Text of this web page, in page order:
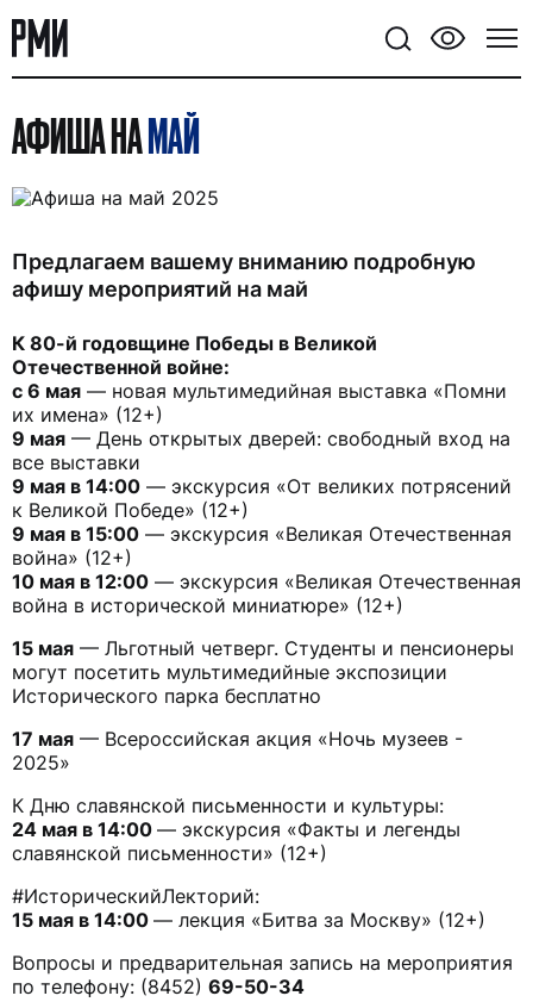
АФИША НАМАЙ
Предлагаем вашему вниманию подробную
афишу мероприятий на май
К 80-й годовщине Победы в Великой
Отечественной войне:
с 6 мая — новая мультимедийная выставка «Помни
их имена» (12+)
9 мая — День открытых дверей: свободный вход на
все выставки
9 мая в 14:00 — экскурсия «От великих потрясений
к Великой Победе» (12+)
9 мая в 15:00 — экскурсия «Великая Отечественная
война» (12+)
10 мая в 12:00 — экскурсия «Великая Отечественная
война в исторической миниатюре» (12+)
15 мая — Льготный четверг. Студенты и пенсионеры
могут посетить мультимедийные экспозиции
Исторического парка бесплатно
17 мая — Всероссийская акция «Ночь музеев -
2025»
К Дню славянской письменности и культуры:
24 мая в 14:00 — экскурсия «Факты и легенды
славянской письменности» (12+)
#ИсторическийЛекторий:
15 мая в 14:00 — лекция «Битва за Москву» (12+)
Вопросы и предварительная запись на мероприятия
по телефону: (8452) 69-50-34